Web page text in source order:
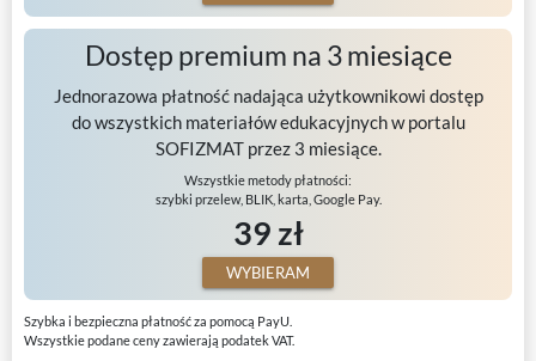
Dostęp premium na 3 miesiące
Jednorazowa płatność nadająca użytkownikowi dostęp
do wszystkich materiałów edukacyjnych w portalu
SOFIZMAT przez 3 miesiące.
Wszystkie metody płatności:
szybki przelew, BLIK, karta, Google Pay.
39 zł
WYBIERAM
Szybka i bezpieczna płatność za pomocą PayU.
Wszystkie podane ceny zawierają podatek VAT.